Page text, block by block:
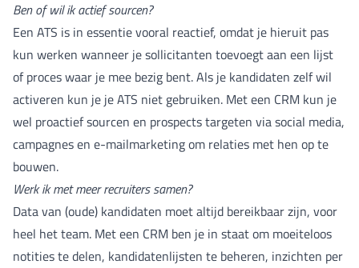
Ben of wil ik actief sourcen?
Een ATS is in essentie vooral reactief, omdat je hieruit pas
kun werken wanneer je sollicitanten toevoegt aan een lijst
of proces waar je mee bezig bent. Als je kandidaten zelf wil
activeren kun je je ATS niet gebruiken. Met een CRM kun je
wel proactief sourcen en prospects targeten via social media,
campagnes en e-mailmarketing om relaties met hen op te
bouwen.
Werk ik met meer recruiters samen?
Data van (oude) kandidaten moet altijd bereikbaar zijn, voor
heel het team. Met een CRM ben je in staat om moeiteloos
notities te delen, kandidatenlijsten te beheren, inzichten per